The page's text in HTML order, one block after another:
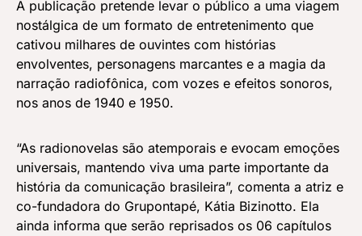
A publicação pretende levar o público a uma viagem
nostálgica de um formato de entretenimento que
cativou milhares de ouvintes com histórias
envolventes, personagens marcantes e a magia da
narração radiofônica, com vozes e efeitos sonoros,
nos anos de 1940 e 1950.
“As radionovelas são atemporais e evocam emoções
universais, mantendo viva uma parte importante da
história da comunicação brasileira”, comenta a atriz e
co-fundadora do Grupontapé, Kátia Bizinotto. Ela
ainda informa que serão reprisados os 06 capítulos